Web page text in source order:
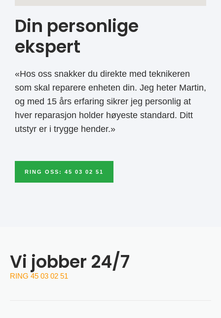
Din personlige
ekspert
«Hos oss snakker du direkte med teknikeren
som skal reparere enheten din. Jeg heter Martin,
og med 15 års erfaring sikrer jeg personlig at
hver reparasjon holder høyeste standard. Ditt
utstyr er i trygge hender.»
RING OSS: 45 03 02 51
Vi jobber 24/7
RING 45 03 02 51